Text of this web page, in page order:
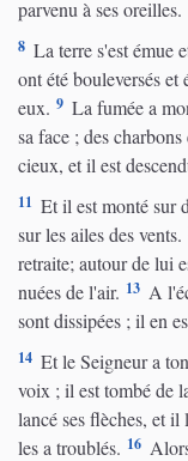
parvenu à ses oreilles.
8 La terre s'est émue
ont été bouleversés
eux. 9 La fumée a
sa face ; des
cieux, et il est
11 Et il est monté sur
sur les ailes des vents.
retraite; autour de lui
nuées de l'air. 13 A
sont dissipées ; il en
14 Et le Seigneur a
voix ; il est tombé de
lancé ses flèches, et
les a troublés. 16